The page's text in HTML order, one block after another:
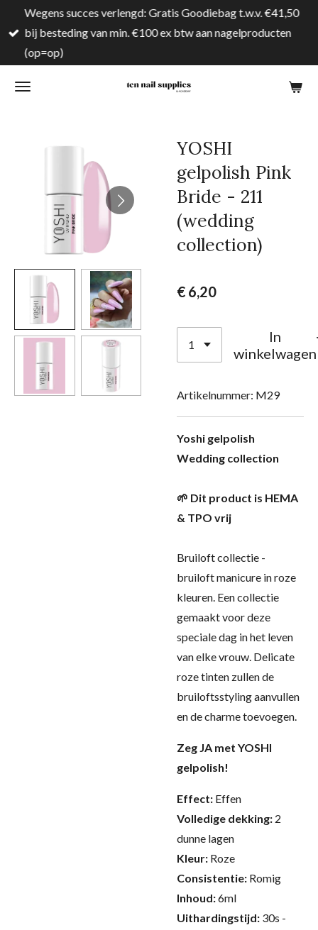
direct
naar
hoofdinhoud
Wegens succes verlengd: Gratis Goodiebag t.w.v. €41,50
bij besteding van min. €100 ex btw aan nagelproducten
(op=op)
YOSHI
gelpolish Pink
Bride - 211
(wedding
collection)
€ 6,20
In
winkelwagen
Artikelnummer: M29
Yoshi gelpolish
Wedding collection
🌱 Dit product is HEMA
& TPO vrij
Bruiloft collectie -
bruiloft manicure in roze
kleuren. Een collectie
gemaakt voor deze
speciale dag in het leven
van elke vrouw. Delicate
roze tinten zullen de
bruiloftsstyling aanvullen
en de charme toevoegen.
Zeg JA met YOSHI
gelpolish!
Effect: Effen
Volledige dekking: 2
dunne lagen
Kleur: Roze
Consistentie: Romig
Inhoud:6ml
Uithardingstijd: 30s -